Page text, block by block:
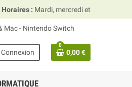
mercredi et vendredi 10h00–13h30 &
Mac - Nintendo Switch
Connexion
0
0,00 €